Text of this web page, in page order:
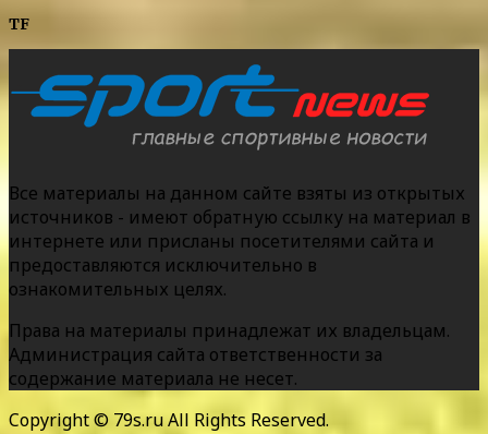
TF
Все материалы на данном сайте взяты из открытых
источников - имеют обратную ссылку на материал в
интернете или присланы посетителями сайта и
предоставляются исключительно в
ознакомительных целях.
Права на материалы принадлежат их владельцам.
Администрация сайта ответственности за
содержание материала не несет.
Copyright © 79s.ru All Rights Reserved.